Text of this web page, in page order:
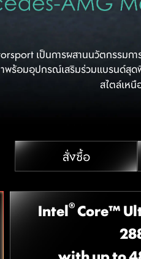
เป็นการผสานนวัตกรรมก
ร้อมอุปกรณ์เสริมร่วมแบรนด์สุ
สไตล์เหนื
สั่งซื้อ
Intel®Core™